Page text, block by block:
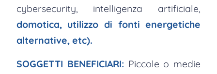
cybersecurity, intelligenza artificiale,
domotica, utilizzo di fonti energetiche
alternative, etc).
SOGGETTI BENEFICIARI: Piccole o medie